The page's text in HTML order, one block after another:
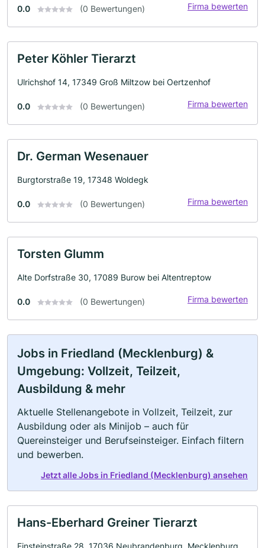
0.0 (0 Bewertungen) Firma bewerten
Peter Köhler Tierarzt
Ulrichshof 14, 17349 Groß Miltzow bei Oertzenhof
0.0 (0 Bewertungen) Firma bewerten
Dr. German Wesenauer
Burgtorstraße 19, 17348 Woldegk
0.0 (0 Bewertungen) Firma bewerten
Torsten Glumm
Alte Dorfstraße 30, 17089 Burow bei Altentreptow
0.0 (0 Bewertungen) Firma bewerten
Jobs in Friedland (Mecklenburg) &
Umgebung: Vollzeit, Teilzeit,
Ausbildung & mehr
Aktuelle Stellenangebote in Vollzeit, Teilzeit, zur
Ausbildung oder als Minijob – auch für
Quereinsteiger und Berufseinsteiger. Einfach filtern
und bewerben.
Jetzt alle Jobs in Friedland (Mecklenburg) ansehen
Hans-Eberhard Greiner Tierarzt
Einsteinstraße 28, 17036 Neubrandenburg, Mecklenburg